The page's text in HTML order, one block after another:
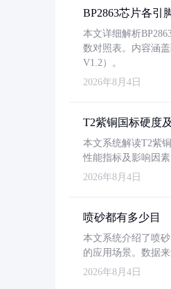
BP2863芯片各引
本文详细解析
数对照表。内容涵
V1.2）。
2026年8月4日
T2紫铜国标硬度
本文系统解读T2紫
性能指标及影响因
2026年8月4日
喷砂都有多少目
本文系统介绍了喷
的应用场景。数据
2026年8月4日